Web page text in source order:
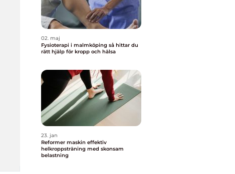
02. maj
Fysioterapi i malmköping så hittar du
rätt hjälp för kropp och hälsa
23. jan
Reformer maskin effektiv
helkroppsträning med skonsam
belastning